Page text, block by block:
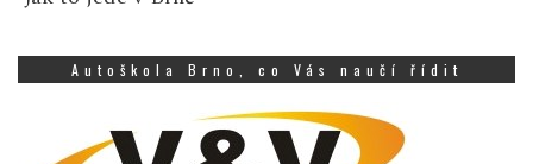
Autoškola Brno, co Vás naučí řídit